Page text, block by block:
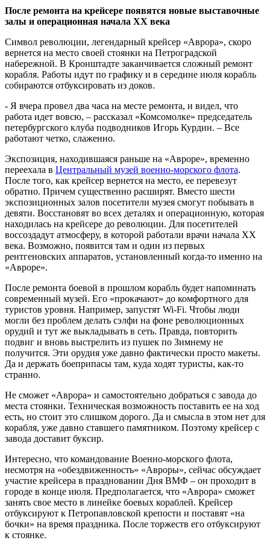
После ремонта на крейсере появятся новые выставочные
залы и операционная начала XX века
Символ революции, легендарный крейсер «Аврора», скоро
вернется на место своей стоянки на Петроградской
набережной. В Кронштадте заканчивается сложный ремонт
корабля. Работы идут по графику и в середине июля корабль
собираются отбуксировать из доков.
- Я вчера провел два часа на месте ремонта, и видел, что
работа идет вовсю, – рассказал «Комсомолке» председатель
петербургского клуба подводников Игорь Курдин. – Все
работают четко, слаженно.
Экспозиция, находившаяся раньше на «Авроре», временно
переехала в Центральный музей военно-морского флота.
После того, как крейсер вернется на место, ее перевезут
обратно. Причем существенно расширят. Вместо шести
экспозиционных залов посетители музея смогут побывать в
девяти. Восстановят во всех деталях и операционную, которая
находилась на крейсере до революции. Для посетителей
воссоздадут атмосферу, в которой работали врачи начала XX
века. Возможно, появится там и один из первых
рентгеновских аппаратов, установленный когда-то именно на
«Авроре».
После ремонта боевой в прошлом корабль будет напоминать
современный музей. Его «прокачают» до комфортного для
туристов уровня. Например, запустят Wi-Fi. Чтобы люди
могли без проблем делать сэлфи на фоне революционных
орудий и тут же выкладывать в сеть. Правда, повторить
подвиг и вновь выстрелить из пушек по Зимнему не
получится. Эти орудия уже давно фактически просто макеты.
Да и держать боеприпасы там, куда ходят туристы, как-то
странно.
Не сможет «Аврора» и самостоятельно добраться с завода до
места стоянки. Техническая возможность поставить ее на ход
есть, но стоит это слишком дорого. Да и смысла в этом нет для
корабля, уже давно ставшего памятником. Поэтому крейсер с
завода доставит буксир.
Интересно, что командование Военно-морского флота,
несмотря на «обездвиженность» «Авроры», сейчас обсуждает
участие крейсера в праздновании Дня ВМФ – он проходит в
городе в конце июля. Предполагается, что «Аврора» сможет
занять свое место в линейке боевых кораблей. Крейсер
отбуксируют к Петропавловской крепости и поставят «на
бочки» на время праздника. После торжеств его отбуксируют
к стоянке.